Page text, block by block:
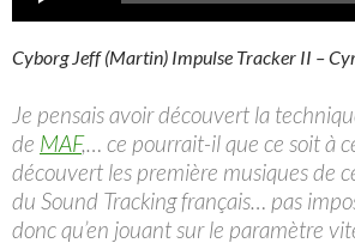
Cyborg Jeff (Martin) Impulse Tracker II –
Je pensais avoir découvert la
de MAF,… ce pourrait-il que ce soit à
découvert les première musiques de
du Sound Tracking français… pas
donc qu’en jouant sur le paramètre